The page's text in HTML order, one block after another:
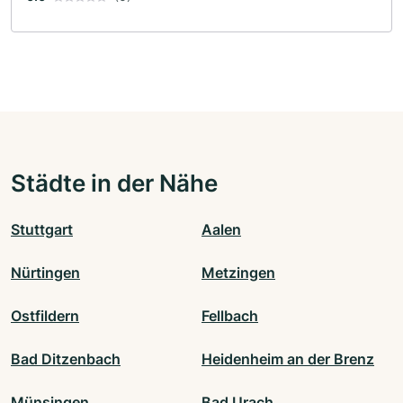
Städte in der Nähe
Stuttgart Aalen
Nürtingen Metzingen
Ostfildern Fellbach
Bad Ditzenbach Heidenheim an der Brenz